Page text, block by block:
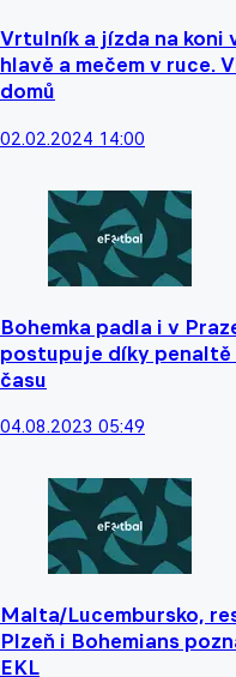
Vrtulník a jízda na koni
hlavě a mečem v ruce.
domů
02.02.2024 14:00
Bohemka padla i v
postupuje díky penaltě
času
04.08.2023 05:49
Malta/Lucembursko,
Plzeň i Bohemians
EKL